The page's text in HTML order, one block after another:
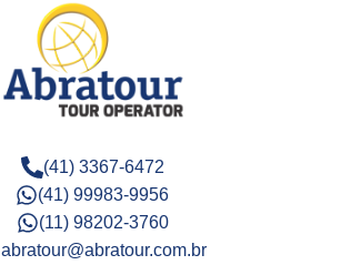
(41) 3367-6472
(41) 99983-9956
(11) 98202-3760
abratour@abratour.com.br